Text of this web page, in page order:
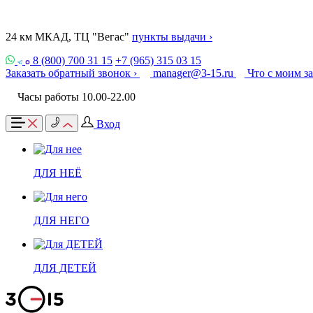
24 км МКАД, ТЦ "Вегас" пункты выдачи ›
8 (800) 700 31 15 +7 (965) 315 03 15
Заказать обратный звонок ›
manager@3-15.ru
Что с моим
Часы работы 10.00-22.00
Вход
ДЛЯ НЕЁ
ДЛЯ НЕГО
ДЛЯ ДЕТЕЙ